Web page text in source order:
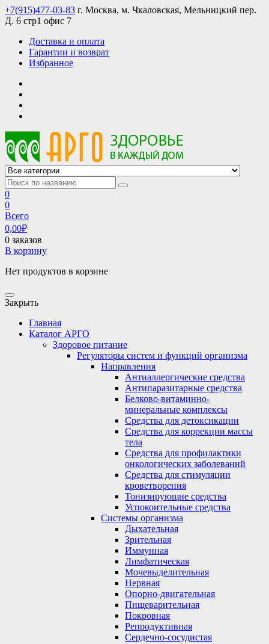
Skip
to
+7(915)477-03-83 г. Москва, м. Чкаловская, Мельницкий пер.
Д. 6 стр1 офис 7
Доставка и оплата
Гарантии и возврат
Избранное
АРГО интернет магазин, доставка в Москве и по всей России
АРГО каталог каталог продукции, официальные цены
0
0
Всего
0,00₽
0 заказов
В корзину
Нет продуктов в корзине
Закрыть
Главная
Каталог АРГО
Здоровое питание
Регуляторы систем и функций организма
Направления
Антиаллергические средства
Антипаразитарные средства
Белково-витаминно-
минеральные комплексы
Средства для детоксикации
Средства для коррекции массы
тела
Средства для профилактики
онкологических заболеваний
Средства для стимуляции
кроветворения
Тонизирующие средства
Успокоительные средства
Системы организма
Дыхательная
Зрительная
Иммунная
Лимфатическая
Мочевыделительная
Нервная
Опорно-двигательная
Пищеварительная
Покровная
Репродуктивная
Сердечно-сосудистая